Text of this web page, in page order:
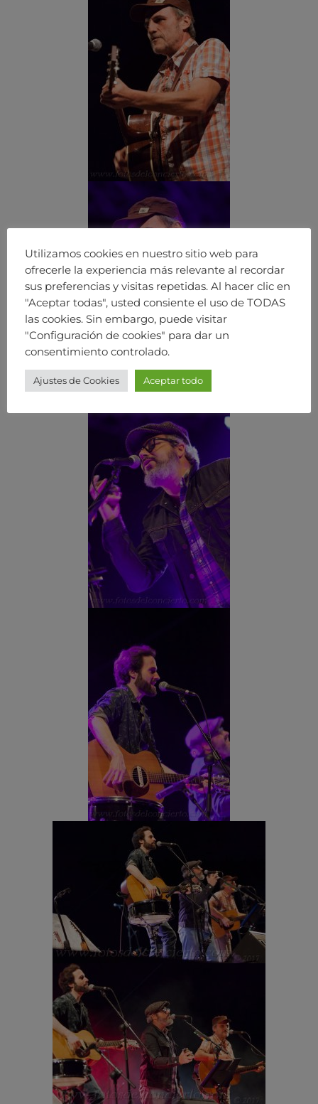
Utilizamos cookies en nuestro sitio web para
ofrecerle la experiencia más relevante al recordar
sus preferencias y visitas repetidas. Al hacer clic en
"Aceptar todas", usted consiente el uso de TODAS
las cookies. Sin embargo, puede visitar
"Configuración de cookies" para dar un
consentimiento controlado.
Ajustes de Cookies Aceptar todo